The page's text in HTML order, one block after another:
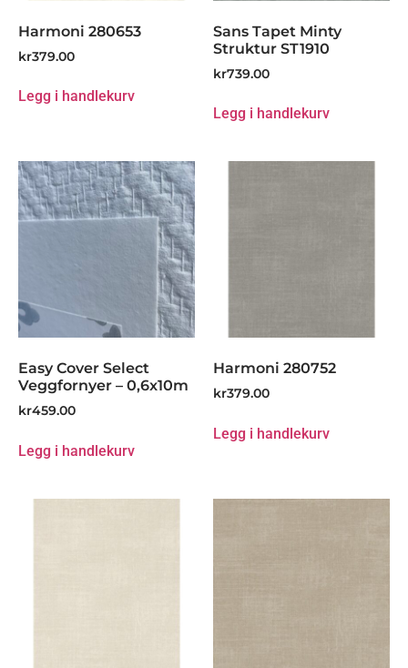
Harmoni 280653
kr379.00
Legg i handlekurv
Sans Tapet Minty
Struktur ST1910
kr739.00
Legg i handlekurv
Easy Cover Select
Veggfornyer – 0,6x10m
kr459.00
Legg i handlekurv
Harmoni 280752
kr379.00
Legg i handlekurv